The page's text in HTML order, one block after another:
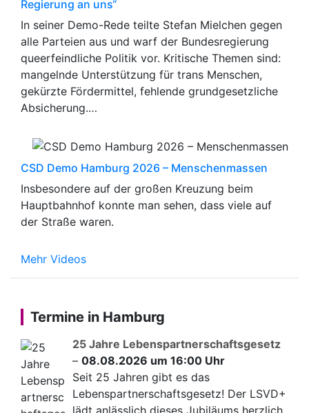
Regierung an uns“
In seiner Demo-Rede teilte Stefan Mielchen gegen
alle Parteien aus und warf der Bundesregierung
queerfeindliche Politik vor. Kritische Themen sind:
mangelnde Unterstützung für trans Menschen,
gekürzte Fördermittel, fehlende grundgesetzliche
Absicherung.…
CSD Demo Hamburg 2026 – Menschenmassen
Insbesondere auf der großen Kreuzung beim
Hauptbahnhof konnte man sehen, dass viele auf
der Straße waren.
Mehr Videos
Termine in Hamburg
25 Jahre Lebenspartnerschaftsgesetz
– 08.08.2026 um 16:00 Uhr
Seit 25 Jahren gibt es das
Lebenspartnerschaftsgesetz! Der LSVD+